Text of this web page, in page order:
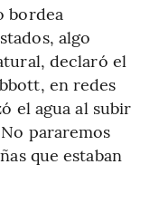
bordea
algo
declaró el
en redes
el agua al subir
pararemos
que estaban